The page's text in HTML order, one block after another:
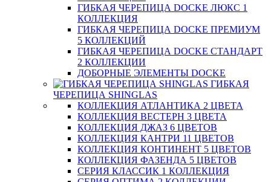
ГИБКАЯ ЧЕРЕПИЦА DOCKE ЛЮКС 1
КОЛЛЕКЦИЯ
ГИБКАЯ ЧЕРЕПИЦА DOCKE ПРЕМИУМ
5 КОЛЛЕКЦИЙ
ГИБКАЯ ЧЕРЕПИЦА DOCKE СТАНДАРТ
2 КОЛЛЕКЦИИ
ДОБОРНЫЕ ЭЛЕМЕНТЫ DOCKE
ГИБКАЯ
ЧЕРЕПИЦА SHINGLAS
КОЛЛЕКЦИЯ АТЛАНТИКА 2 ЦВЕТА
КОЛЛЕКЦИЯ ВЕСТЕРН 3 ЦВЕТА
КОЛЛЕКЦИЯ ДЖАЗ 6 ЦВЕТОВ
КОЛЛЕКЦИЯ КАНТРИ 11 ЦВЕТОВ
КОЛЛЕКЦИЯ КОНТИНЕНТ 5 ЦВЕТОВ
КОЛЛЕКЦИЯ ФАЗЕНДА 5 ЦВЕТОВ
СЕРИЯ КЛАССИК 1 КОЛЛЕКЦИЯ